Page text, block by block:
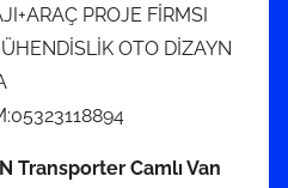
PROJE FİRMSI
OTO DİZAYN
Transporter Camlı Van